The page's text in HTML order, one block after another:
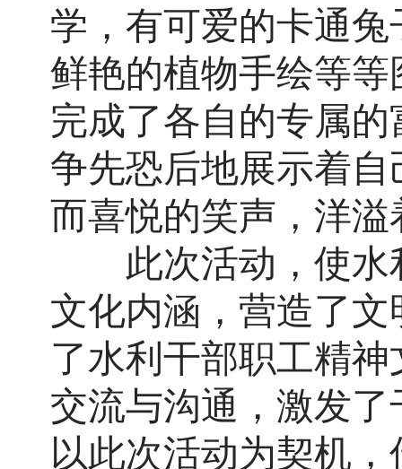
学，有可爱的卡通
鲜艳的植物手绘等
完成了各自的专属
争先恐后地展示着
而喜悦的笑声，洋
此次活动，使水
文化内涵，营造了
了水利干部职工精
交流与沟通，激发
以此次活动为契机